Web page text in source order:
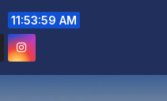
11:54:01 AM